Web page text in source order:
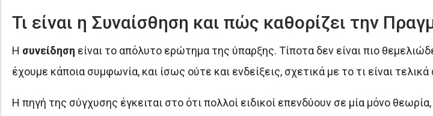
Τι είναι η Συναίσθηση και πώς καθορίζει την
Η συνείδηση είναι το απόλυτο ερώτημα της ύπαρξης. Τίποτα δεν είναι πιο
έχουμε κάποια συμφωνία, και ίσως ούτε και ενδείξεις, σχετικά με το τι είναι
Η πηγή της σύγχυσης έγκειται στο ότι πολλοί ειδικοί επενδύουν σε μία μόνο